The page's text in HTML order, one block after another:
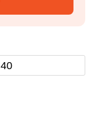
40